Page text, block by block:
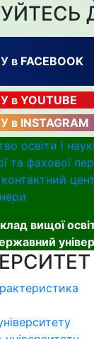
в FACEBOOK
в YOUTUBE
в INSTAGRAM
освіти і
та фахової
вищої